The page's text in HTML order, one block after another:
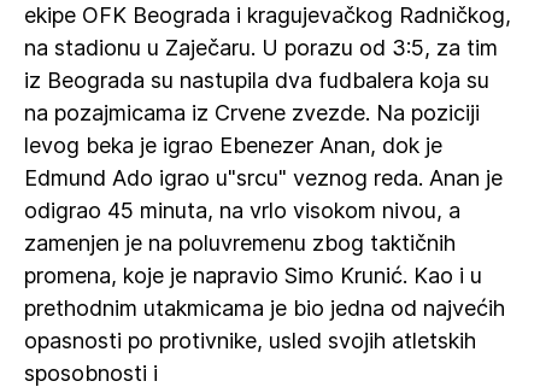
ekipe OFK Beograda i kragujevačkog Radničkog,
na stadionu u Zaječaru. U porazu od 3:5, za tim
iz Beograda su nastupila dva fudbalera koja su
na pozajmicama iz Crvene zvezde. Na poziciji
levog beka je igrao Ebenezer Anan, dok je
Edmund Ado igrao u"srcu" veznog reda. Anan je
odigrao 45 minuta, na vrlo visokom nivou, a
zamenjen je na poluvremenu zbog taktičnih
promena, koje je napravio Simo Krunić. Kao i u
prethodnim utakmicama je bio jedna od najvećih
opasnosti po protivnike, usled svojih atletskih
sposobnosti i